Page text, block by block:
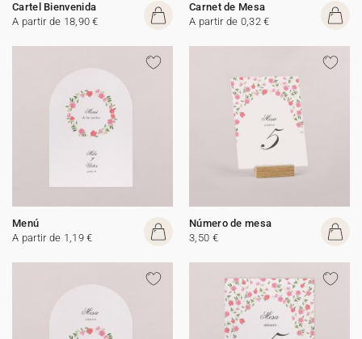
Cartel Bienvenida
A partir de 18,90 €
Carnet de Mesa
A partir de 0,32 €
Menú
A partir de 1,19 €
Número de mesa
3,50 €